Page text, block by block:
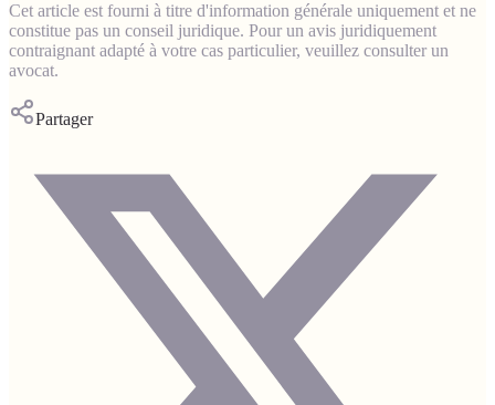
Cet article est fourni à titre d'information générale uniquement et ne
constitue pas un conseil juridique. Pour un avis juridiquement
contraignant adapté à votre cas particulier, veuillez consulter un
avocat.
Partager